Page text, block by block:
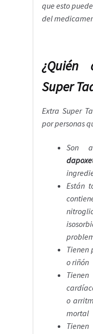
que esto
del
¿Quién
Super
Extra Super
por personas
Son
Están
Tienen
o riñón
o
mortal